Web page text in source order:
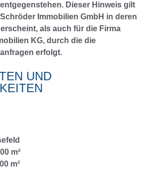
Dieser Hinweis gilt
Immobilien GmbH in deren
als auch für die Firma
KG, durch die die
erfolgt.
UND
m²
m²